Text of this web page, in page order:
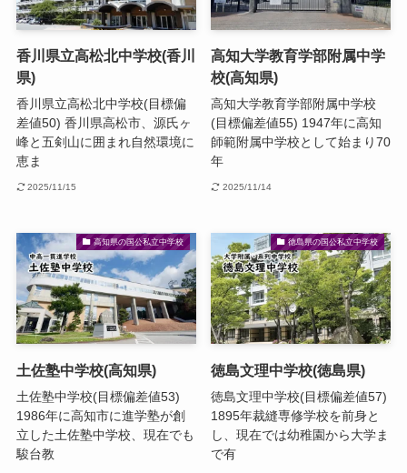
香川県立高松北中学校(香川
県)
香川県立高松北中学校(目標偏
差値50) 香川県高松市、源氏ヶ
峰と五剣山に囲まれ自然環境に
恵ま
2025/11/15
高知大学教育学部附属中学
校(高知県)
高知大学教育学部附属中学校
(目標偏差値55) 1947年に高知
師範附属中学校として始まり70
年
2025/11/14
高知県の国公私立中学校
土佐塾中学校(高知県)
土佐塾中学校(目標偏差値53)
1986年に高知市に進学塾が創
立した土佐塾中学校、現在でも
駿台教
徳島県の国公私立中学校
徳島文理中学校(徳島県)
徳島文理中学校(目標偏差値57)
1895年裁縫専修学校を前身と
し、現在では幼稚園から大学ま
で有